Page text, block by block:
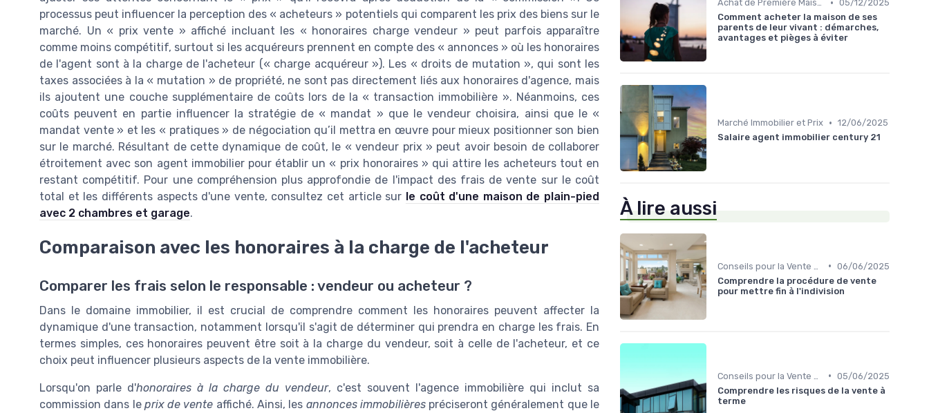
processus peut influencer la perception des « acheteurs » potentiels qui comparent les prix des biens sur le
marché. Un « prix vente » affiché incluant les « honoraires charge vendeur » peut parfois apparaître
comme moins compétitif, surtout si les acquéreurs prennent en compte des « annonces » où les honoraires
de l'agent sont à la charge de l'acheteur (« charge acquéreur »). Les « droits de mutation », qui sont les
taxes associées à la « mutation » de propriété, ne sont pas directement liés aux honoraires d'agence, mais
ils ajoutent une couche supplémentaire de coûts lors de la « transaction immobilière ». Néanmoins, ces
coûts peuvent en partie influencer la stratégie de « mandat » que le vendeur choisira, ainsi que le «
mandat vente » et les « pratiques » de négociation qu’il mettra en œuvre pour mieux positionner son bien
sur le marché. Résultant de cette dynamique de coût, le « vendeur prix » peut avoir besoin de collaborer
étroitement avec son agent immobilier pour établir un « prix honoraires » qui attire les acheteurs tout en
restant compétitif. Pour une compréhension plus approfondie de l'impact des frais de vente sur le coût
total et les différents aspects d'une vente, consultez cet article sur le coût d'une maison de plain-pied
avec 2 chambres et garage.
Comparaison avec les honoraires à la charge de l'acheteur
Comparer les frais selon le responsable : vendeur ou acheteur ?
Dans le domaine immobilier, il est crucial de comprendre comment les honoraires peuvent affecter la
dynamique d'une transaction, notamment lorsqu'il s'agit de déterminer qui prendra en charge les frais. En
termes simples, ces honoraires peuvent être soit à la charge du vendeur, soit à celle de l'acheteur, et ce
choix peut influencer plusieurs aspects de la vente immobilière.
Lorsqu'on parle d'honoraires à la charge du vendeur, c'est souvent l'agence immobilière qui inclut sa
commission dans le prix de vente affiché. Ainsi, les annonces immobilièrespréciseront généralement que le
Achat de Première Maison
05/12/2025
Comment acheter la maison de ses
parents de leur vivant : démarches,
avantages et pièges à éviter
Marché Immobilier et Prix • 12/06/2025
Salaire agent immobilier century 21
À lire aussi
• 06/06/2025
Comprendre la procédure de vente
pour mettre fin à l'indivision
• 05/06/2025
Comprendre les risques de la vente à
terme